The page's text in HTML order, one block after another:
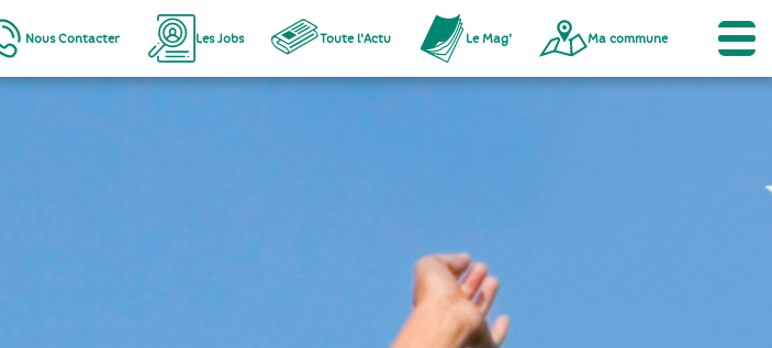
Nous Contacter Les Jobs Toute l'Actu Le Mag' Ma commune